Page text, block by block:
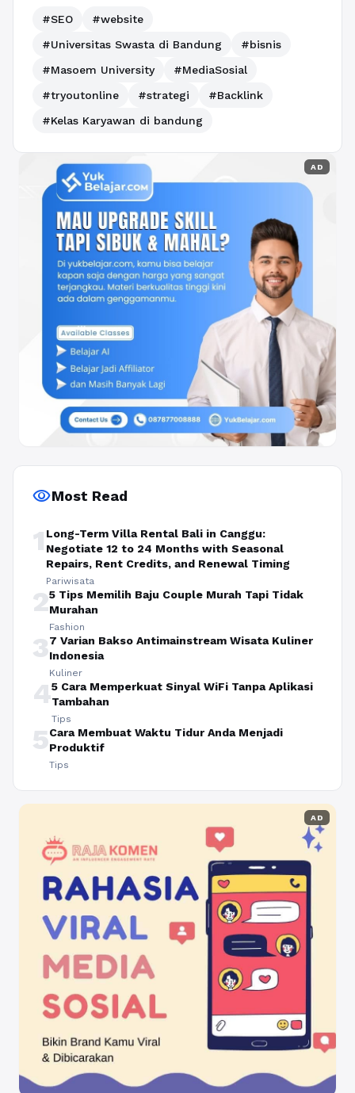
#SEO
#website
#Universitas Swasta di Bandung
#bisnis
#Masoem University
#MediaSosial
#tryoutonline
#strategi
#Backlink
#Kelas Karyawan di bandung
AD
visibilityMost Read
1 Long-Term Villa Rental Bali in Canggu:
Negotiate 12 to 24 Months with Seasonal
Repairs, Rent Credits, and Renewal Timing
Pariwisata
25 Tips Memilih Baju Couple Murah Tapi Tidak
Murahan
Fashion
37 Varian Bakso Antimainstream Wisata Kuliner
Indonesia
Kuliner
45 Cara Memperkuat Sinyal WiFi Tanpa Aplikasi
Tambahan
Tips
5Cara Membuat Waktu Tidur Anda Menjadi
Produktif
Tips
AD